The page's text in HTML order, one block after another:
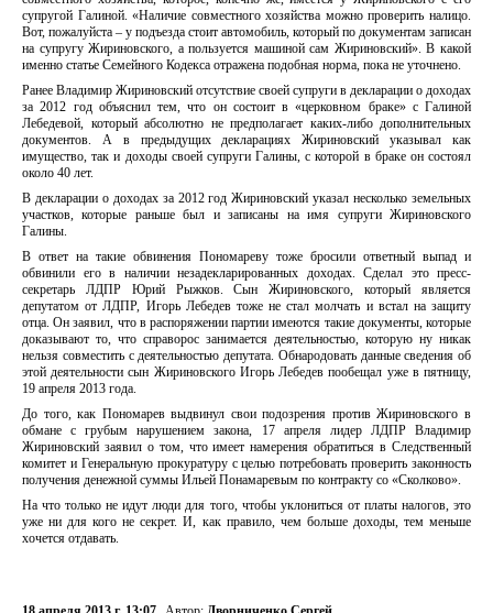
супругой Галиной. «Наличие совместного хозяйства можно проверить налицо.
Вот, пожалуйста – у подъезда стоит автомобиль, который по документам записан
на супругу Жириновского, а пользуется машиной сам Жириновский». В какой
именно статье Семейного Кодекса отражена подобная норма, пока не уточнено.
Ранее Владимир Жириновский отсутствие своей супруги в декларации о доходах
за 2012 год объяснил тем, что он состоит в «церковном браке» с Галиной
Лебедевой, который абсолютно не предполагает каких-либо дополнительных
документов. А в предыдущих декларациях Жириновский указывал как
имущество, так и доходы своей супруги Галины, с которой в браке он состоял
около 40 лет.
В декларации о доходах за 2012 год Жириновский указал несколько земельных
участков, которые раньше был и записаны на имя супруги Жириновского
Галины.
В ответ на такие обвинения Пономареву тоже бросили ответный выпад и
обвинили его в наличии незадекларированных доходах. Сделал это пресс-
секретарь ЛДПР Юрий Рыжков. Сын Жириновского, который является
депутатом от ЛДПР, Игорь Лебедев тоже не стал молчать и встал на защиту
отца. Он заявил, что в распоряжении партии имеются такие документы, которые
доказывают то, что справорос занимается деятельностью, которую ну никак
нельзя совместить с деятельностью депутата. Обнародовать данные сведения об
этой деятельности сын Жириновского Игорь Лебедев пообещал уже в пятницу,
19 апреля 2013 года.
До того, как Пономарев выдвинул свои подозрения против Жириновского в
обмане с грубым нарушением закона, 17 апреля лидер ЛДПР Владимир
Жириновский заявил о том, что имеет намерения обратиться в Следственный
комитет и Генеральную прокуратуру с целью потребовать проверить законность
получения денежной суммы Ильей Понамаревым по контракту со «Сколково».
На что только не идут люди для того, чтобы уклониться от платы налогов, это
уже ни для кого не секрет. И, как правило, чем больше доходы, тем меньше
хочется отдавать.